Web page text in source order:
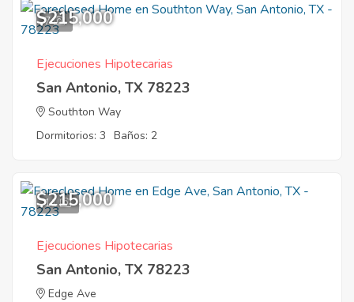
7
$215,000
Ejecuciones Hipotecarias
San Antonio, TX 78223
Southton Way
Dormitorios: 3 Baños: 2
11
$215,000
Ejecuciones Hipotecarias
San Antonio, TX 78223
Edge Ave